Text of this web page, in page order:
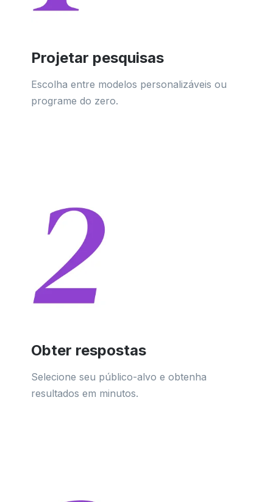
Projetar pesquisas
Escolha entre modelos personalizáveis ou
programe do zero.
Obter respostas
Selecione seu público-alvo e obtenha
resultados em minutos.